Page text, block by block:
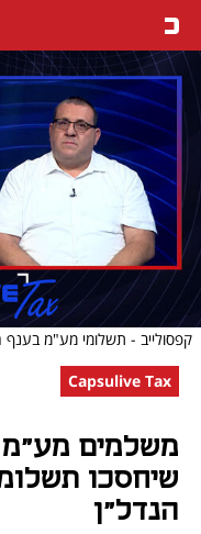
קפסולייב - תשלומי מע"מ בענף
Capsulive Tax
משלמים מע"מ
שיחסכו
הנדל"ן